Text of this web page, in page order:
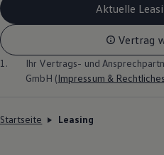
Aktuelle
Vertrag
1. Ihr Vertrags- und
GmbH (Impressum & Rechtliches
Startseite Leasing